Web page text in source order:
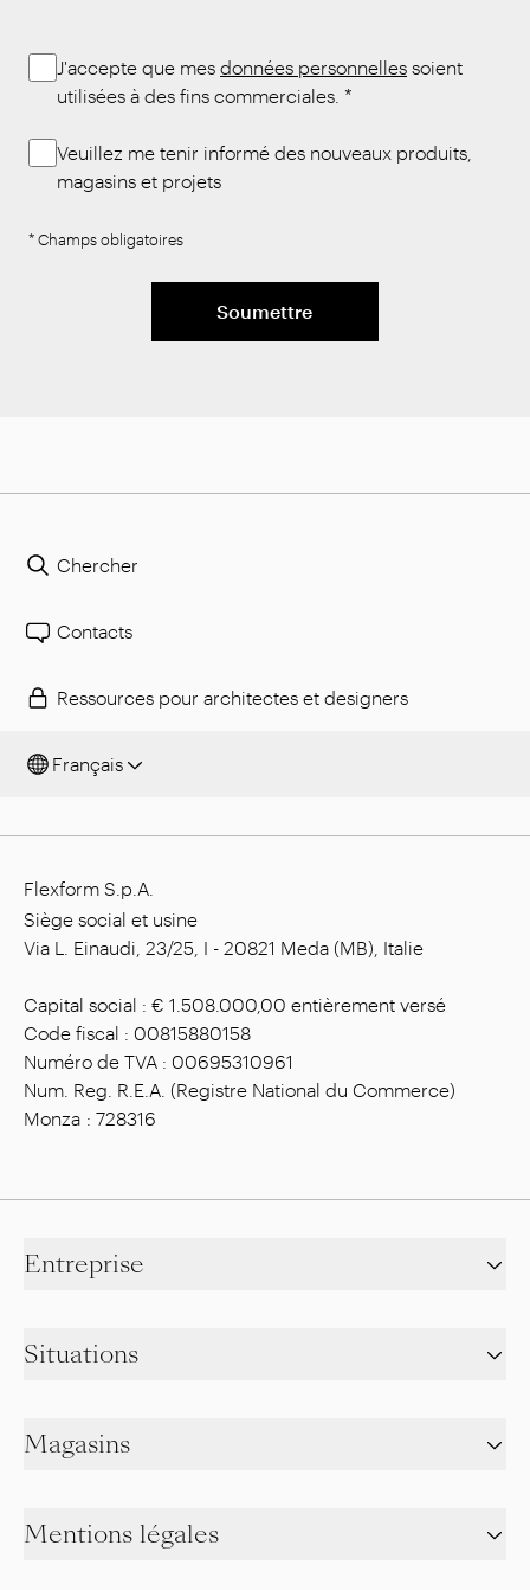
J'accepte que mes données personnelles soient
utilisées à des fins commerciales. *
Veuillez me tenir informé des nouveaux produits,
magasins et projets
* Champs obligatoires
Soumettre
Chercher
Contacts
Ressources pour architectes et designers
Français
Flexform S.p.A.
Siège social et usine
Via L. Einaudi, 23/25, I - 20821 Meda (MB), Italie
Capital social : € 1.508.000,00 entièrement versé
Code fiscal : 00815880158
Numéro de TVA : 00695310961
Num. Reg. R.E.A. (Registre National du Commerce)
Monza : 728316
Entreprise
Situations
Magasins
Mentions légales